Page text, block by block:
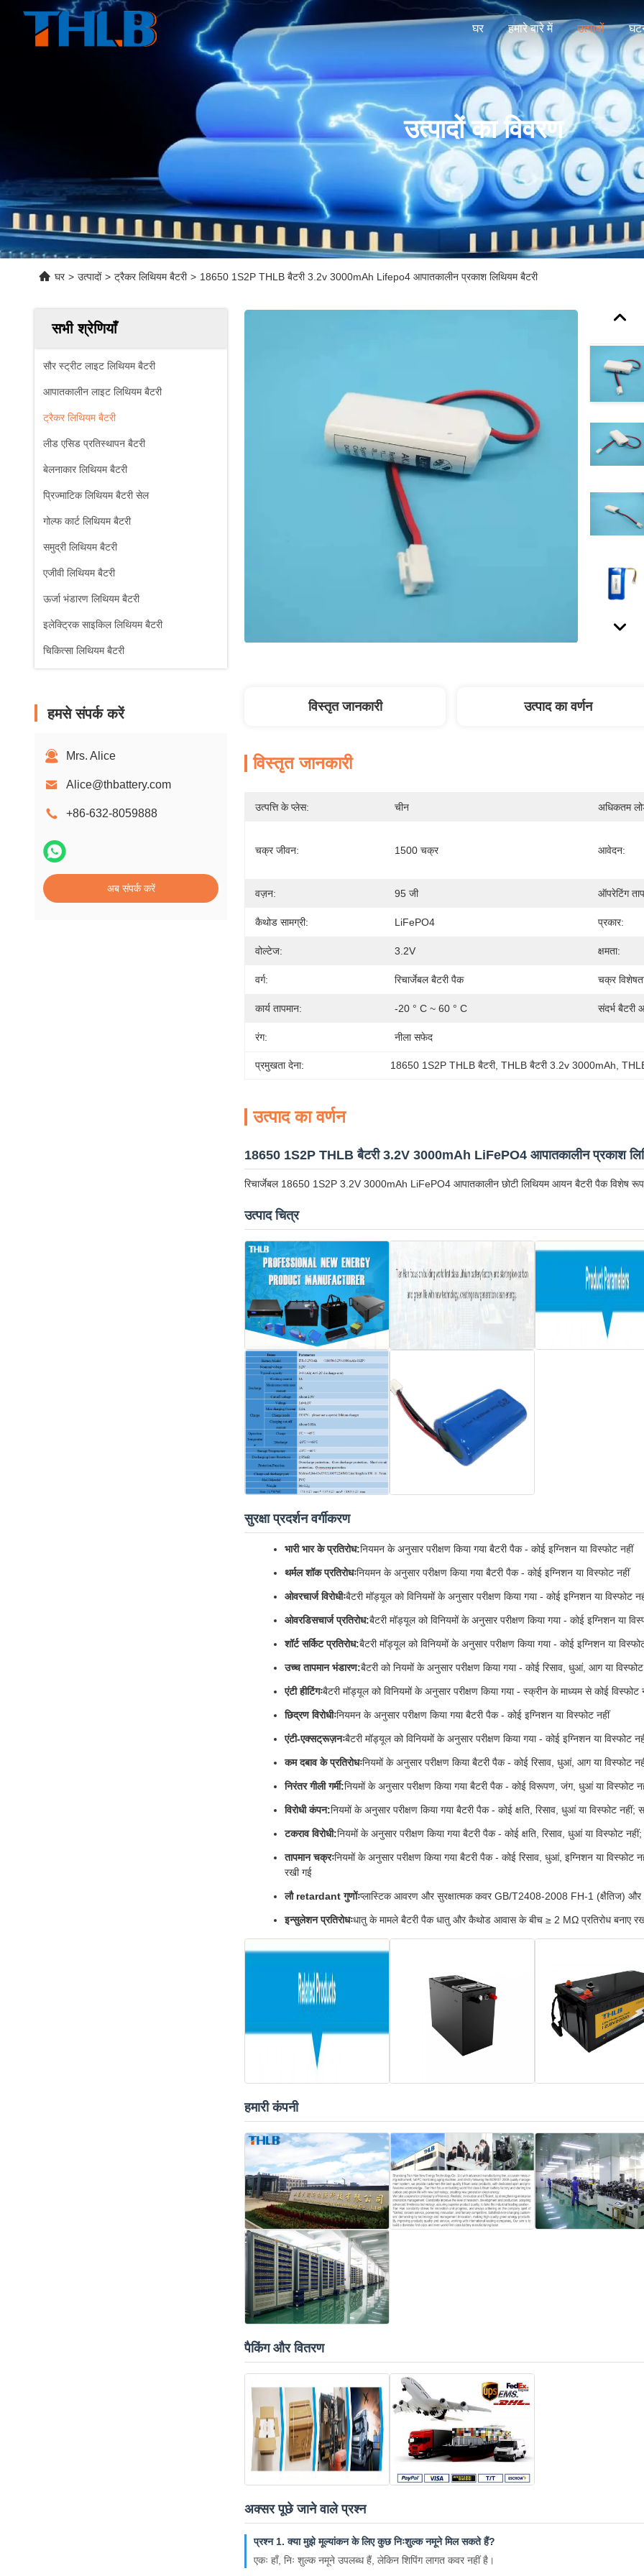
घर हमारे बारे में उत्पादों
उत्पादों का विवरण
घर > उत्पादों > ट्रैकर लिथियम बैटरी > 18650 1S2P THLB बैटरी 3.2v 3000mAh Lifepo4 आपातकालीन प्रकाश लिथियम बैटरी
सभी श्रेणियाँ
सौर स्ट्रीट लाइट लिथियम बैटरी
आपातकालीन लाइट लिथियम बैटरी
ट्रैकर लिथियम बैटरी
लीड एसिड प्रतिस्थापन बैटरी
बेलनाकार लिथियम बैटरी
प्रिज्माटिक लिथियम बैटरी सेल
गोल्फ कार्ट लिथियम बैटरी
समुद्री लिथियम बैटरी
एजीवी लिथियम बैटरी
ऊर्जा भंडारण लिथियम बैटरी
इलेक्ट्रिक साइकिल लिथियम बैटरी
चिकित्सा लिथियम बैटरी
हमसे संपर्क करें
Mrs. Alice
Alice@thbattery.com
+86-632-8059888
अब संपर्क करें
विस्तृत जानकारी उत्पाद का वर्णन
विस्तृत जानकारी
उत्पत्ति के प्लेस: चीन अधिकतम
चक्र जीवन: 1500 चक्र आवेदन:
वज़न: 95 जी ऑपरेटिंग
कैथोड सामग्री: LiFePO4 प्रकार:
वोल्टेज: 3.2V क्षमता:
वर्ग: रिचार्जेबल बैटरी पैक चक्र
कार्य तापमान: -20 ° C ~ 60 ° C संदर्भ बैटरी
रंग: नीला सफेद
प्रमुखता देना: 18650 1S2P THLB बैटरी, THLB बैटरी 3.2v 3000mAh ,
उत्पाद का वर्णन
18650 1S2P THLB बैटरी 3.2V 3000mAh LiFePO4 आपातकालीन प्रकाश
रिचार्जेबल 18650 1S2P 3.2V 3000mAh LiFePO4 आपातकालीन छोटी लिथियम आयन बैटरी पैक विशेष रूप
उत्पाद चित्र
सुरक्षा प्रदर्शन वर्गीकरण
भारी भार के प्रतिरोध:नियमन के अनुसार परीक्षण किया गया बैटरी पैक - कोई इग्निशन या विस्फोट नहीं
थर्मल शॉक प्रतिरोधःनियमन के अनुसार परीक्षण किया गया बैटरी पैक - कोई इग्निशन या विस्फोट नहीं
ओवरचार्ज विरोधीःबैटरी मॉड्यूल को विनियमों के अनुसार परीक्षण किया गया - कोई इग्निशन या विस्फोट
ओवरडिसचार्ज प्रतिरोध:बैटरी मॉड्यूल को विनियमों के अनुसार परीक्षण किया गया - कोई इग्निशन या
शॉर्ट सर्किट प्रतिरोध:बैटरी मॉड्यूल को विनियमों के अनुसार परीक्षण किया गया - कोई इग्निशन या
उच्च तापमान भंडारण:बैटरी को नियमों के अनुसार परीक्षण किया गया - कोई रिसाव, धुआं, आग या
एंटी हीटिंगःबैटरी मॉड्यूल को विनियमों के अनुसार परीक्षण किया गया - स्क्रीन के माध्यम से कोई विस्फोट
छिद्रण विरोधीःनियमन के अनुसार परीक्षण किया गया बैटरी पैक - कोई इग्निशन या विस्फोट नहीं
एंटी-एक्सट्रूज़नःबैटरी मॉड्यूल को विनियमों के अनुसार परीक्षण किया गया - कोई इग्निशन या विस्फोट
कम दबाव के प्रतिरोधःनियमों के अनुसार परीक्षण किया बैटरी पैक - कोई रिसाव, धुआं, आग या विस्फोट
निरंतर गीली गर्मी:नियमों के अनुसार परीक्षण किया गया बैटरी पैक - कोई विरूपण, जंग, धुआं या विस्फोट
विरोधी कंपन:नियमों के अनुसार परीक्षण किया गया बैटरी पैक - कोई क्षति, रिसाव, धुआं या विस्फोट नहीं;
टकराव विरोधी:नियमों के अनुसार परीक्षण किया गया बैटरी पैक - कोई क्षति, रिसाव, धुआं या विस्फोट
तापमान चक्रःनियमों के अनुसार परीक्षण किया गया बैटरी पैक - कोई रिसाव, धुआं, इग्निशन या विस्फोट
रखी गई
लौ retardant गुणोंःप्लास्टिक आवरण और सुरक्षात्मक कवर GB/T2408-2008 FH-1 (क्षैतिज) और
इन्सुलेशन प्रतिरोधःधातु के मामले बैटरी पैक धातु और कैथोड आवास के बीच ≥ 2 MΩ प्रतिरोध बनाए
हमारी कंपनी
पैकिंग और वितरण
अक्सर पूछे जाने वाले प्रश्न
प्रश्न 1. क्या मुझे मूल्यांकन के लिए कुछ निःशुल्क नमूने मिल सकते हैं?
एकः हाँ, निः शुल्क नमूने उपलब्ध हैं, लेकिन शिपिंग लागत कवर नहीं है।